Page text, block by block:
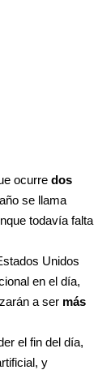
ocurre dos
se llama
todavía falta
Unidos
en el día,
a ser más
el fin del día,
y